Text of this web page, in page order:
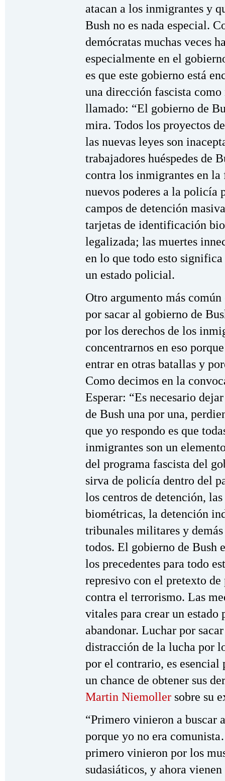
atacan a los inmigrantes y
Bush no es nada especial.
demócratas muchas veces
especialmente en el
es que este gobierno está
una dirección fascista
llamado: “El gobierno de
mira. Todos los proyectos
las nuevas leyes son
trabajadores huéspedes de
contra los inmigrantes en
nuevos poderes a la policía
campos de detención
tarjetas de identificación
legalizada; las muertes
en lo que todo esto
un estado policial.
Otro argumento más
por sacar al gobierno de
por los derechos de los
concentrarnos en eso
entrar en otras batallas y
Como decimos en la
Esperar: “Es necesario
de Bush una por una,
que yo respondo es que
inmigrantes son un
del programa fascista del
sirva de policía dentro del
los centros de detención,
biométricas, la detención
tribunales militares y
todos. El gobierno de Bush
los precedentes para todo
represivo con el pretexto
contra el terrorismo. Las
vitales para crear un
abandonar. Luchar por
distracción de la lucha por
por el contrario, es esencial
un chance de obtener sus
Martin Niemoller sobre su
“Primero vinieron a buscar
porque yo no era
primero vinieron por los
sudasiáticos, y ahora